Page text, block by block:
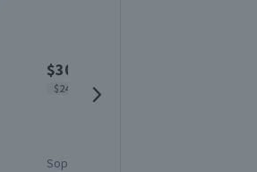
$3090
$24.720 x kg
Sopraval